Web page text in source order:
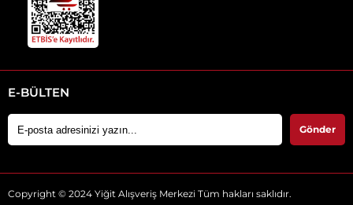
E-BÜLTEN
Gönder
Copyright © 2024 Yiğit Alışveriş Merkezi Tüm hakları saklıdır.